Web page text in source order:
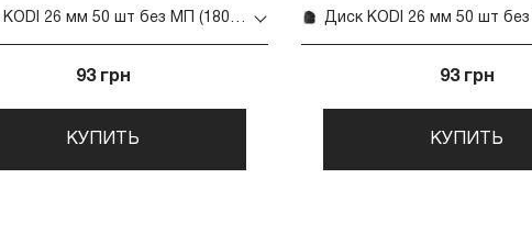
Диск KODI 26 мм 50 шт без МП (180 grit черный)
93 грн
КУПИТЬ
93 грн
КУПИТЬ